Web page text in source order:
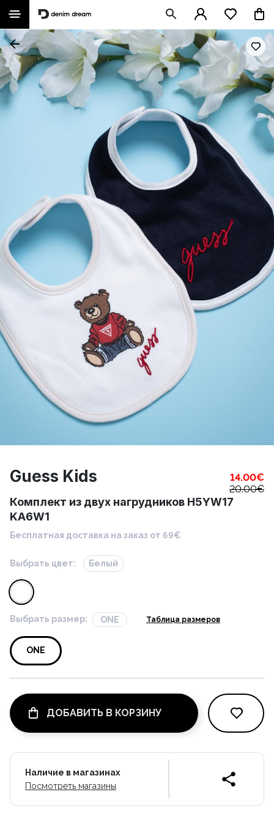
Guess Kids 14.00€
20.00€
Комплект из двух нагрудников H5YW17
KA6W1
Бесплатная доставка на заказ от 69€
Выбрать цвет: Белый
Выбрать размер: ONE Таблица размеров
ONE
ДОБАВИТЬ В КОРЗИНУ
Наличие в магазинах
Посмотреть магазины